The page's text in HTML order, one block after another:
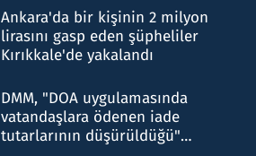
Ankara'da bir kişinin 2 milyon
lirasını gasp eden şüpheliler
Kırıkkale'de yakalandı
DMM, "DOA uygulamasında
vatandaşlara ödenen iade
tutarlarının düşürüldüğü"